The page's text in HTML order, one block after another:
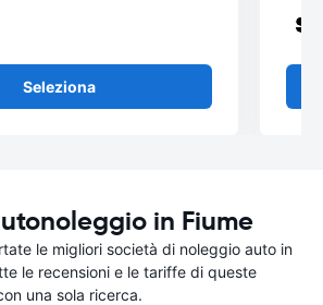
Seleziona
in Fiume
le migliori società di noleggio auto in
le recensioni e le tariffe di queste
una sola ricerca.